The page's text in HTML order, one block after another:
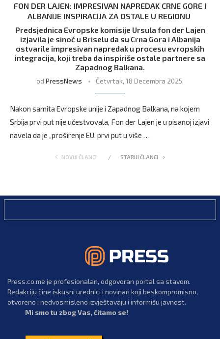
FON DER LAJEN: IMPRESIVAN NAPREDAK CRNE GORE I
ALBANIJE INSPIRACIJA ZA OSTALE U REGIONU
Predsjednica Evropske komisije Ursula fon der Lajen
izjavila je sinoć u Briselu da su Crna Gora i Albanija
ostvarile impresivan napredak u procesu evropskih
integracija, koji treba da inspiriše ostale partnere sa
Zapadnog Balkana.
od PressNews Četvrtak, 18 Decembra 2025,
Nakon samita Evropske unije i Zapadnog Balkana, na kojem
Srbija prvi put nije učestvovala, Fon der Lajen je u pisanoj izjavi
navela da je „proširenje EU, prvi put u više …
NOVIJI ČLANCI STARIJI ČLANCI
Press.co.me je profesionalan, odgovoran portal sa stavom.
Redakciju čine iskusni urednici i novinari koji beskompromisno,
otvoreno i nedvosmisleno izvještavaju i informišu javnost.
Mi smo tu zbog Vas, čitamo se!